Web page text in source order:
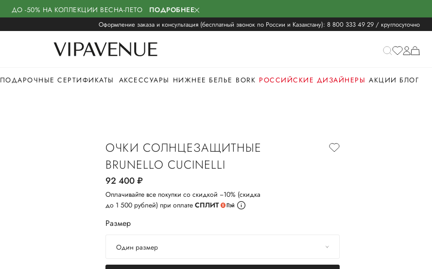
ДО -50% НА КОЛЛЕКЦИИ ВЕСНА-ЛЕТО ПОДРОБНЕЕ
Оформление заказа и консультация (бесплатный звонок по России и Казахстану): 8 800 333 49 29 / круглосуточно
ПОДАРОЧНЫЕ СЕРТИФИКАТЫ АКСЕССУАРЫ НИЖНЕЕ БЕЛЬЕ BORK РОССИЙСКИЕ ДИЗАЙНЕРЫ АКЦИИ БЛОГ
ОЧКИ СОЛНЦЕЗАЩИТНЫЕ
BRUNELLO CUCINELLI
92 400руб.
Оплачивайте все покупки со скидкой −10% (скидка
до 1 500 рублей) при оплате СПЛИТ
Размер
Один размер